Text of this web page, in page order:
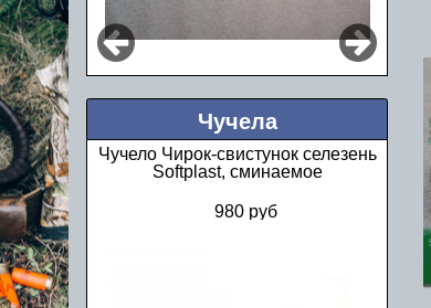
Чучела
Чучело Чирок-свистунок селезень
Softplast, сминаемое
980 руб